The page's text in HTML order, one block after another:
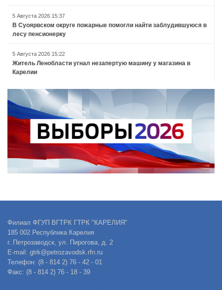
5 Августа 2026 15:37
В Суоярвском округе пожарные помогли найти заблудившуюся в
лесу пенсионерку
5 Августа 2026 15:22
Житель Ленобласти угнал незапертую машину у магазина в
Карелии
Филиал ФГУП ВГТРК ГТРК "КАРЕЛИЯ"
185 002 Республика Карелия
г. Петрозаводск, ул. Пирогова, д. 2
E-mail: gtrk@petrozavodsk.rfn.ru
Телефон: (8 - 814 2) 76 - 42 - 01
Факс: (8 - 814 2) 76 - 18 - 39